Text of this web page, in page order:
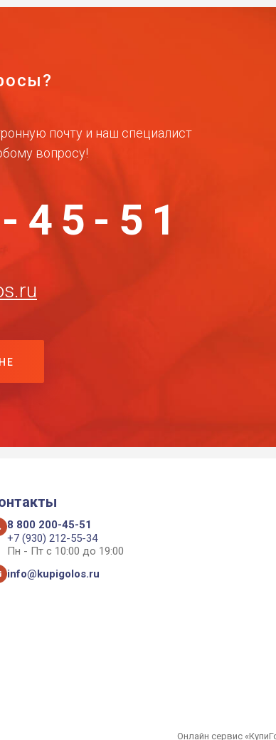
почту и наш специалист
вопросу!
45-51
8 800 200-45-51
+7 (930) 212-55-34
Пн - Пт с 10:00 до 19:00
info@kupigolos.ru
Онлайн сервис